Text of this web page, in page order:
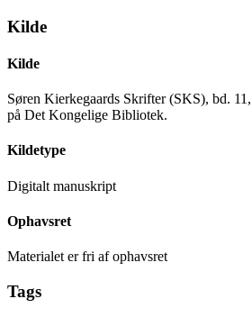
Kilde
Kilde
Søren Kierkegaards Skrifter (SKS), bd.
på Det Kongelige Bibliotek.
Kildetype
Digitalt manuskript
Ophavsret
Materialet er fri af ophavsret
Tags